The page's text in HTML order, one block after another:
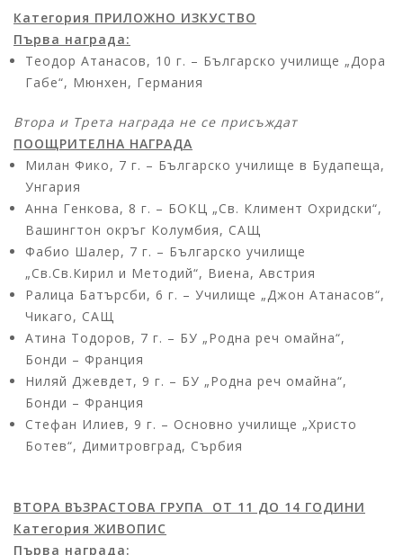
Категория ПРИЛОЖНО ИЗКУСТВО
Първа награда:
Теодор Атанасов, 10 г. – Българско училище „Дора
Габе“, Мюнхен, Германия
Втора и Трета награда не се присъждат
ПООЩРИТЕЛНА НАГРАДА
Милан Фико, 7 г. – Българско училище в Будапеща,
Унгария
Анна Генкова, 8 г. – БОКЦ „Св. Климент Охридски“,
Вашингтон окръг Колумбия, САЩ
Фабио Шалер, 7 г. – Българско училище
„Св.Св.Кирил и Методий“, Виена, Австрия
Ралица Батърсби, 6 г. – Училище „Джон Атанасов“,
Чикаго, САЩ
Атина Тодоров, 7 г. – БУ „Родна реч омайна“,
Бонди – Франция
Ниляй Джевдет, 9 г. – БУ „Родна реч омайна“,
Бонди – Франция
Стефан Илиев, 9 г. – Основно училище „Христо
Ботев“, Димитровград, Сърбия
ВТОРА ВЪЗРАСТОВА ГРУПА ОТ 11 ДО 14 ГОДИНИ
Категория ЖИВОПИС
Първа награда: